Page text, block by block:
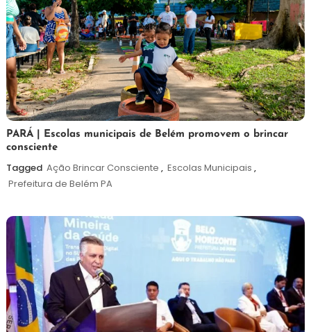
26
de
maio
de
Maurilio
PARÁ | Escolas municipais de Belém promovem o brincar
consciente
Tagged Ação Brincar Consciente , Escolas Municipais ,
Prefeitura de Belém PA